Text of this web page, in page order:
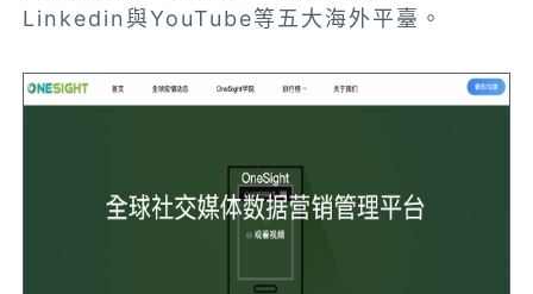
Linkedin與YouTube等五大海外平臺。